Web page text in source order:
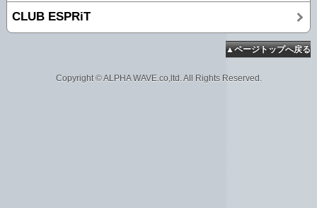
CLUB ESPRiT
▲ページトップへ戻る
Copyright © ALPHA WAVE.co,ltd. All Rights Reserved.